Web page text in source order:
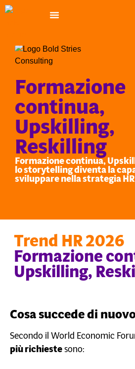
Formazione
continua,
Upskilling,
Reskilling
Formazione continua,
lo storytelling diventa la
sviluppare nella strategia
Trend HR 2026
Formazione
Upskilling,
Cosa succede di
Secondo il World Economic
più richiestesono: